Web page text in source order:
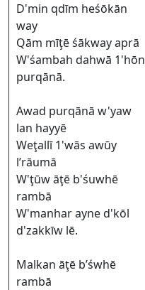
D'min qdīm heśōkān
way
Qām mīţē śākway aprā
W'śambah dahwā 1'hōn
purqānā.
Awad purqānā w'yaw
lan hayyē
Weţallī 1'wās awūy
l’rāumā
W'ţūw āţē b'śuwhē
rambā
W'manhar ayne d'kōl
d'zakkīw lē.
Malkan āţē b’śwhē
rambā